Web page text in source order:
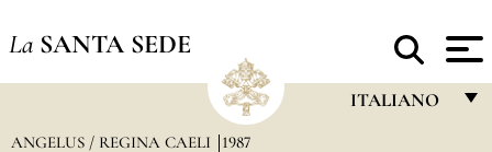
La SANTA SEDE
ITALIANO
ANGELUS / REGINA CAELI 1987